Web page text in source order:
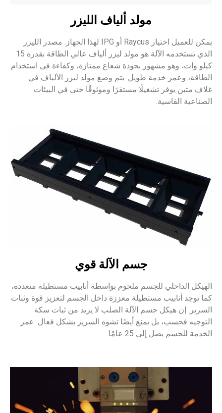
ألياف الليزر
يمكن للعميل اختيار Raycus أو IPG لهذا الجهاز. مصدر الليزر
الذي تستخدمه الآلة هو مولد ليزر ألياف عالي الطاقة بقدرة 15
بجودة شعاع ممتازة، وكفاءة في استخدام
يتم وضع مولد ليزر الألياف في
مستقرًا وموثوقًا حتى في البيئات
ملحوم بواسطة أنابيب مستطيلة متعددة،
معززة داخل الجسم لتعزيز قوة وثبات
الآلة الصلب لا يزيد من ثبات سكة
أيضًا تشوه السرير بشكل فعال. عمر